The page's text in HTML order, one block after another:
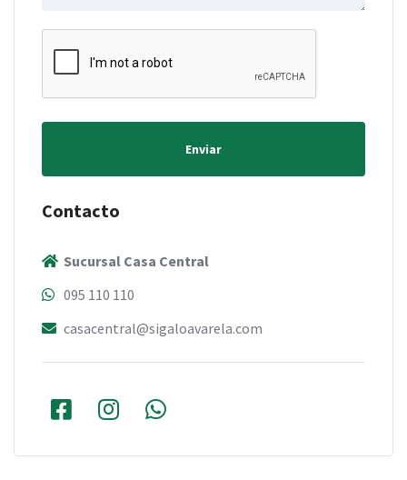
Enviar
Contacto
Sucursal Casa Central
095 110 110
casacentral@sigaloavarela.com